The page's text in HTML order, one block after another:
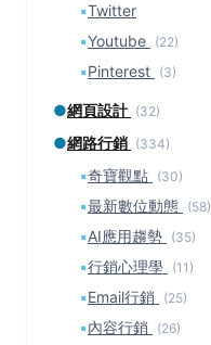
▪Twitter
▪Youtube (22)
▪Pinterest (3)
●網頁設計 (32)
●網路行銷 (334)
▪奇寶觀點 (30)
▪最新數位動態 (58)
▪AI應用趨勢 (35)
▪行銷心理學 (11)
▪Email行銷 (25)
▪內容行銷 (26)